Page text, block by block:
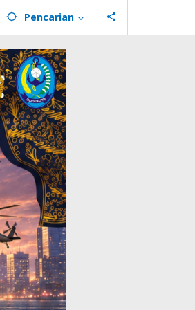
Pencarian